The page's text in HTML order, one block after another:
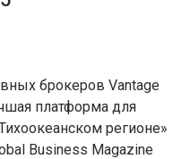
брокеров Vantage
платформа для
регионе»
Business Magazine